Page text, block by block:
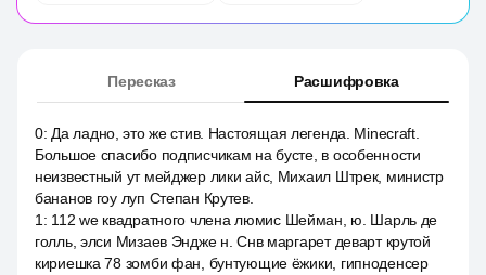
Пересказ Расшифровка
0: Да ладно, это же стив. Настоящая легенда. Minecraft.
Большое спасибо подписчикам на бусте, в особенности
неизвестный ут мейджер лики айс, Михаил Штрек, министр
бананов гоу луп Степан Крутев.
1 : 112 we квадратного члена люмис Шейман, ю. Шарль де
голль, элси Мизаев Эндже н. Снв маргарет деварт крутой
кириешка 78 зомби фан, бунтующие ёжики, гипноденсер